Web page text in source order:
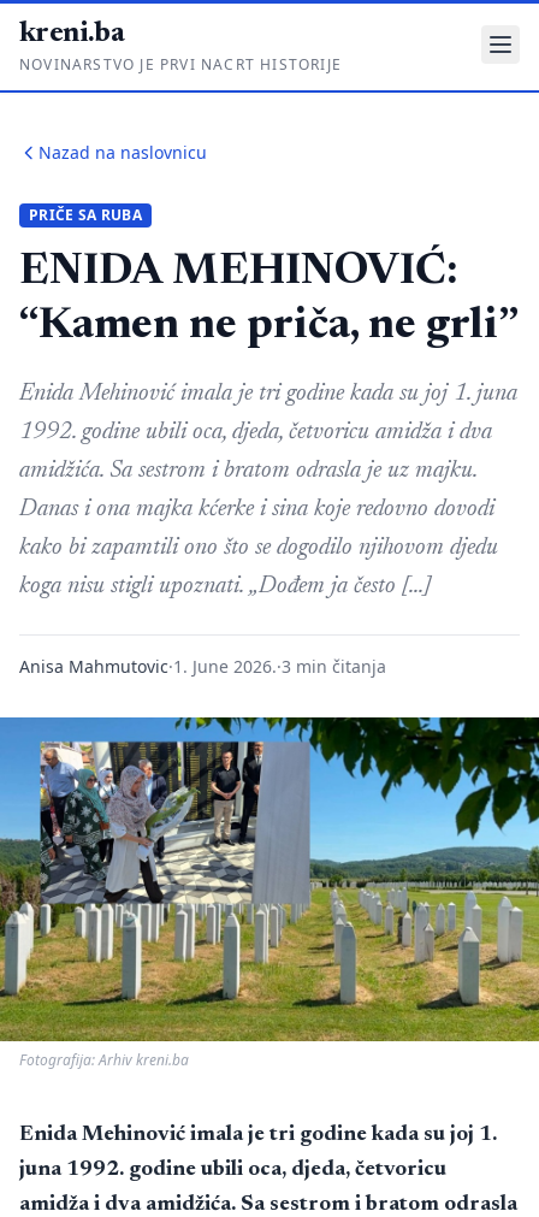
kreni.ba
NOVINARSTVO JE PRVI NACRT HISTORIJE
Ponos i glas
Daljinski u ruke
Romski put
O nama
Impressum
Nazad na naslovnicu
PRIČE SA RUBA
ENIDA MEHINOVIĆ:
“Kamen ne priča, ne grli”
Enida Mehinović imala je tri godine kada su joj 1. juna
1992. godine ubili oca, djeda, četvoricu amidža i dva
amidžića. Sa sestrom i bratom odrasla je uz majku.
Danas i ona majka kćerke i sina koje redovno dovodi
kako bi zapamtili ono što se dogodilo njihovom djedu
koga nisu stigli upoznati. „Dođem ja često […]
Anisa Mahmutovic·1. June 2026.·3 min čitanja
Fotografija: Arhiv kreni.ba
Enida Mehinović imala je tri godine kada su joj 1.
juna 1992. godine ubili oca, djeda, četvoricu
amidža i dva amidžića. Sa sestrom i bratom odrasla